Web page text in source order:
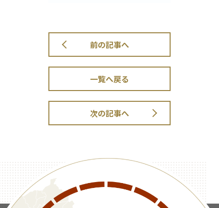
前の記事へ
一覧へ戻る
次の記事へ